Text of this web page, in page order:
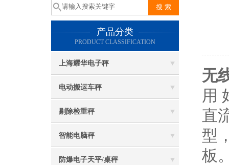
产品分类
PRODUCT CLASSIFICATION
上海耀华电子秤
电动搬运车秤
剔除检重秤
智能电脑秤
防爆电子天平/桌秤
无
用
直
型
板